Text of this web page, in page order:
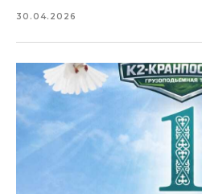
30.04.2026